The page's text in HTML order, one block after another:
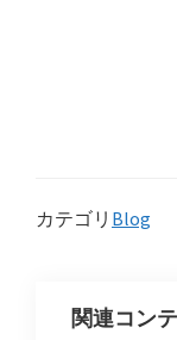
カテゴリ Blog
関連コン